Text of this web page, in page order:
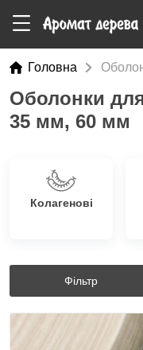
Головна
Оболонки
35 мм, 60 мм
Колагенові
Фільтр